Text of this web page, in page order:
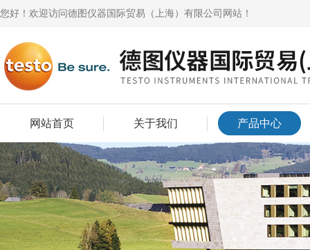
您好！欢迎访问德图仪器国际贸易（上海）有限公司网站！
网站首页 关于我们 产品中心